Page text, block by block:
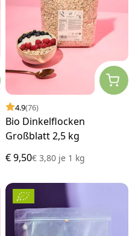
4.9(76)
Bio Dinkelflocken
Großblatt 2,5 kg
€ 9,50€ 3,80 je 1 kg